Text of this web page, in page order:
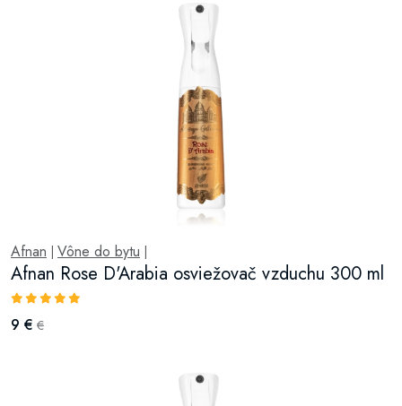
Afnan Vône do bytu
Afnan Rose D'Arabia osviežovač vzduchu 300 ml
9 € €